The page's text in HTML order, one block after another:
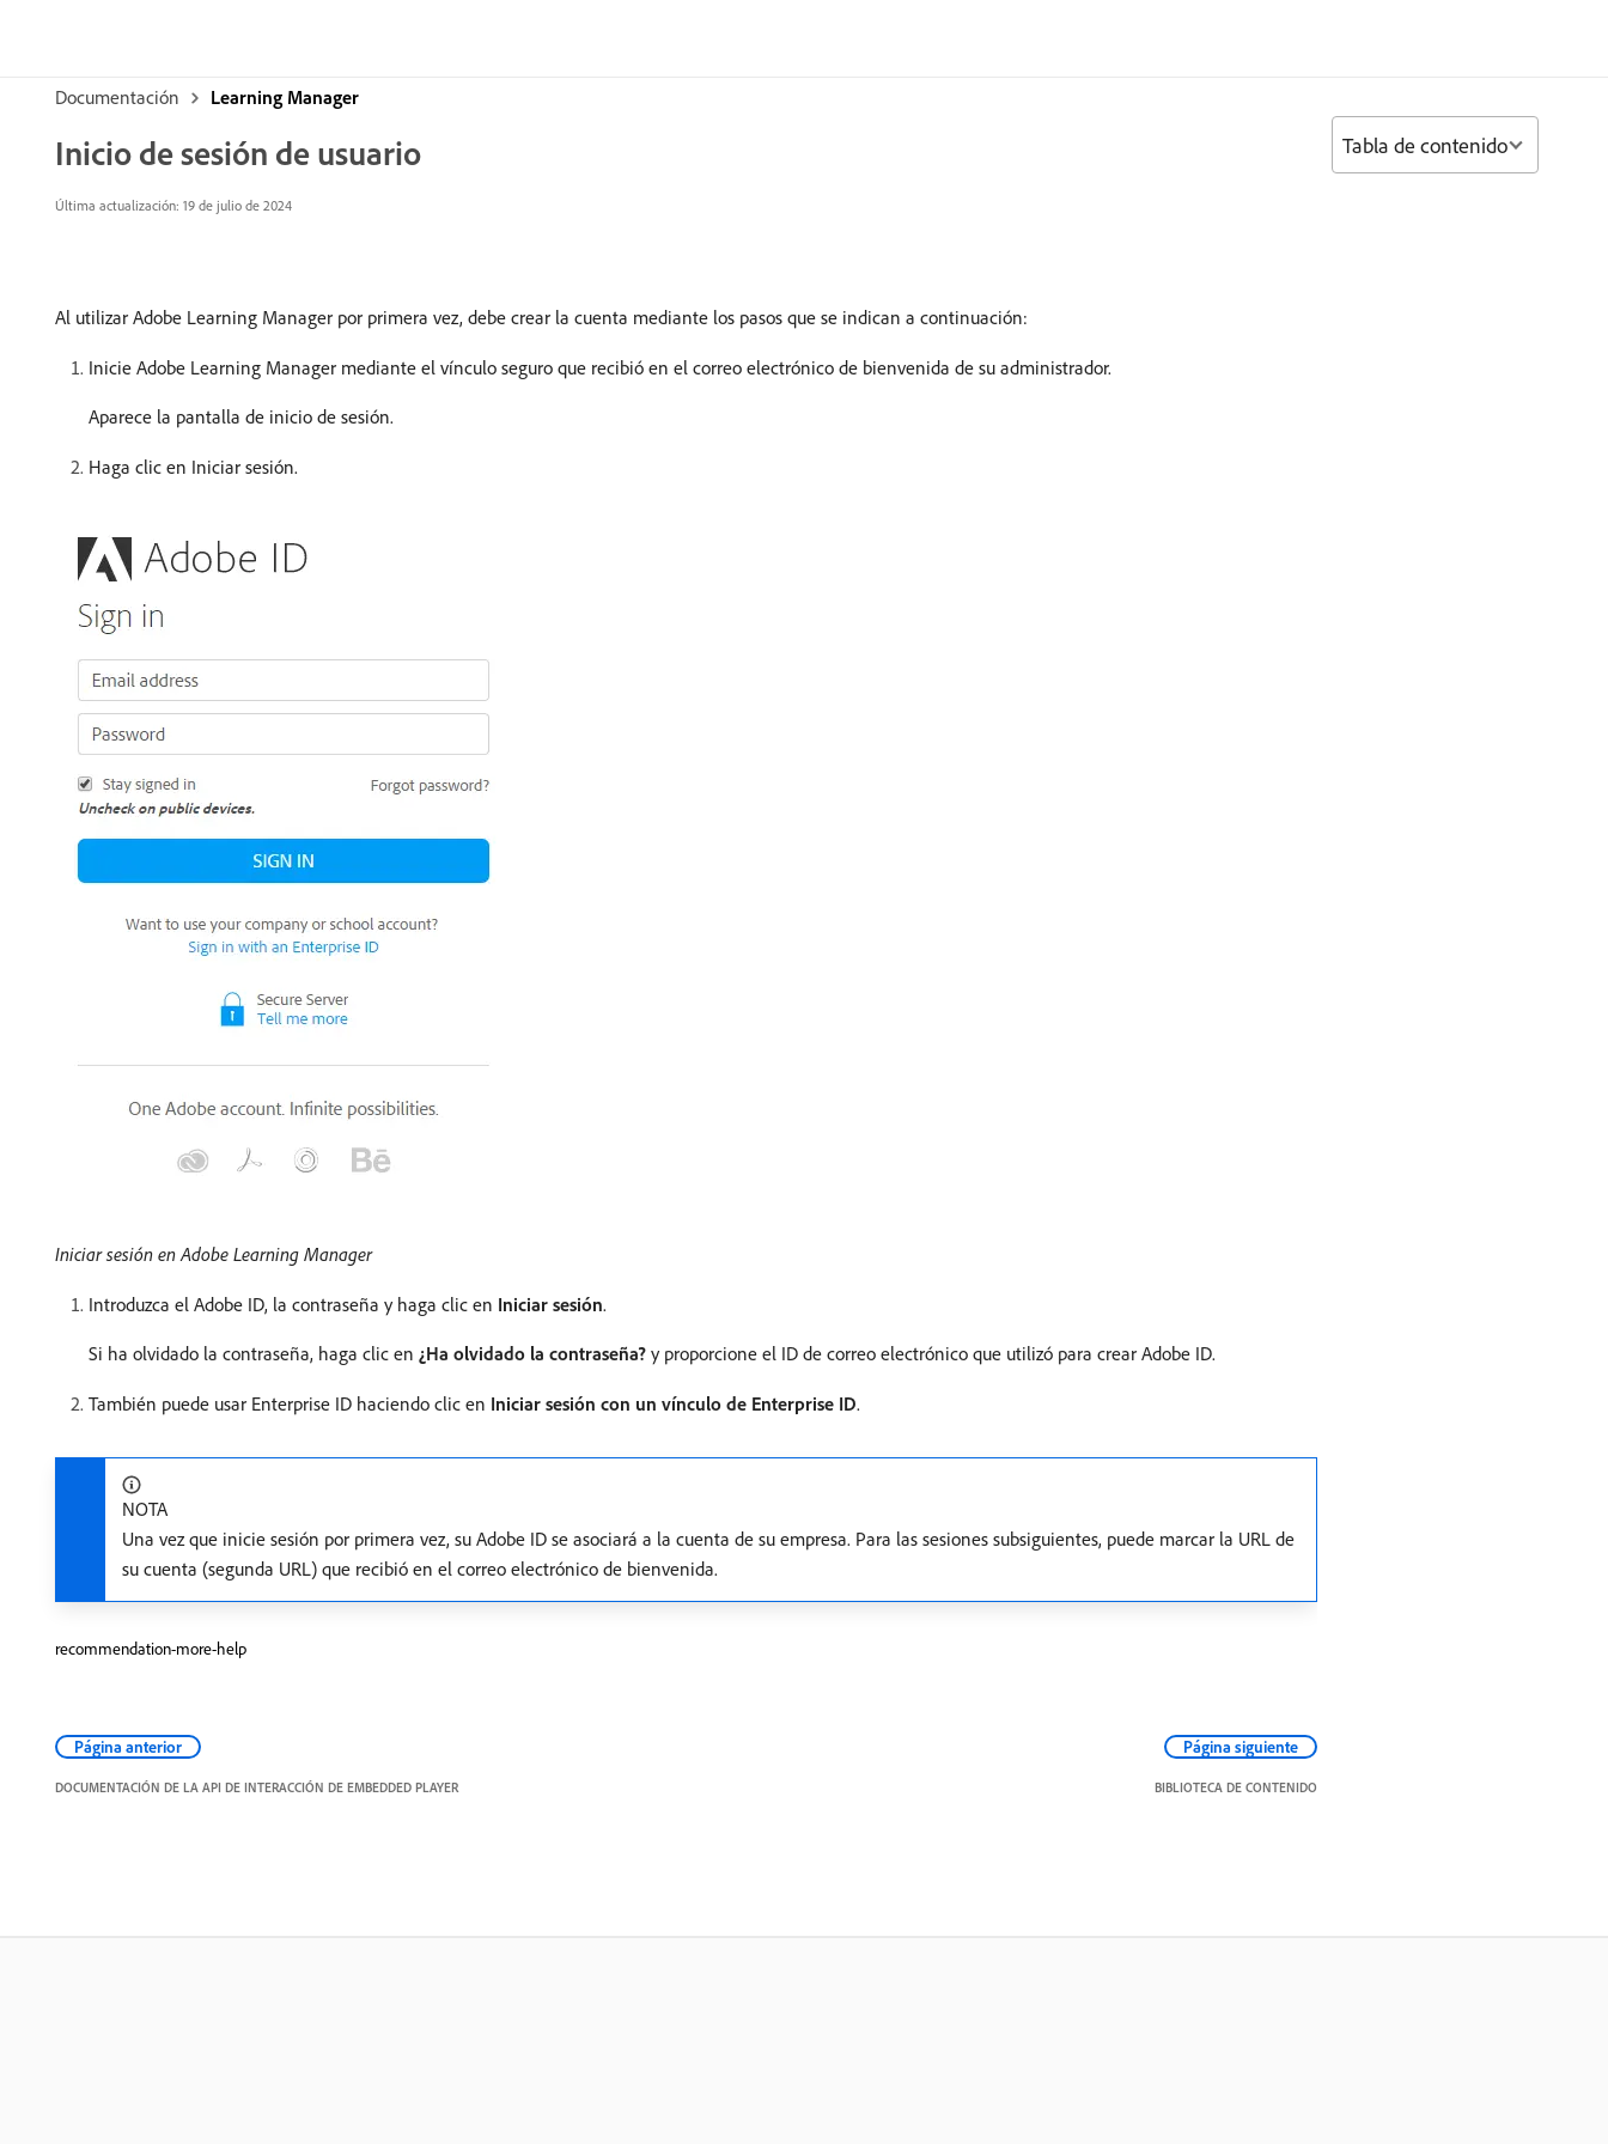
Documentación Learning Manager
Inicio de sesión de usuario
Última actualización: 19 de julio de 2024
Al utilizar Adobe Learning Manager por primera vez, debe crear la cuenta mediante los pasos que se indican a continuación:
Inicie Adobe Learning Manager mediante el vínculo seguro que recibió en el correo electrónico de bienvenida de su administrador.
Aparece la pantalla de inicio de sesión.
Haga clic en Iniciar sesión.
Iniciar sesión en Adobe Learning Manager
Introduzca el Adobe ID, la contraseña y haga clic en Iniciar sesión.
Si ha olvidado la contraseña, haga clic en ¿Ha olvidado la contraseña? y proporcione el ID de correo electrónico que utilizó para crear Adobe ID.
También puede usar Enterprise ID haciendo clic en Iniciar sesión con un vínculo de Enterprise ID.
NOTA
Una vez que inicie sesión por primera vez, su Adobe ID se asociará a la cuenta de su empresa. Para las sesiones subsiguientes, puede marcar la URL de
su cuenta (segunda URL) que recibió en el correo electrónico de bienvenida.
recommendation-more-help
Página anterior
DOCUMENTACIÓN DE LA API DE INTERACCIÓN DE EMBEDDED PLAYER
Página siguiente
BIBLIOTECA DE CONTENIDO
Tabla de contenido